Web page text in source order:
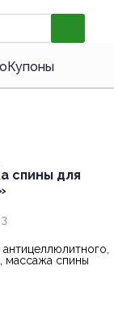
спины для